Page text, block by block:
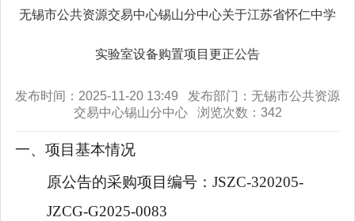
无锡市公共资源交易中心锡山分中心关于江苏省怀仁中学
实验室设备购置项目更正公告
发布时间：2025-11-20 13:49 发布部门：无锡市公共资源
交易中心锡山分中心 浏览次数： 342
一、项目基本情况
原公告的采购项目编号： JSZC-320205-
JZCG-G2025-0083